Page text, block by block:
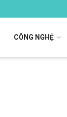
CÔNG NGHỆ